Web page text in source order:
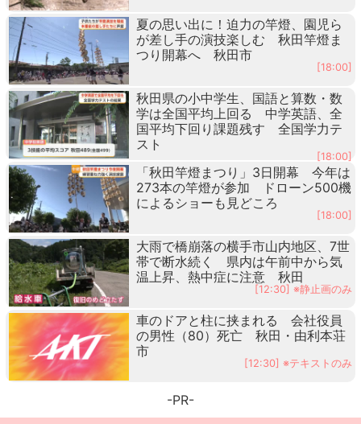
夏の思い出に！迫力の竿燈、園児ら
が差し手の演技楽しむ 秋田竿燈ま
つり開幕へ 秋田市
[18:00]
秋田県の小中学生、国語と算数・数
学は全国平均上回る 中学英語、全
国平均下回り課題残す 全国学力テ
スト
[18:00]
「秋田竿燈まつり」3日開幕 今年は
273本の竿燈が参加 ドローン500機
によるショーも見どころ
[18:00]
大雨で橋崩落の横手市山内地区、7世
帯で断水続く 県内は午前中から気
温上昇、熱中症に注意 秋田
[12:30] ※静止画のみ
車のドアと柱に挟まれる 会社役員
の男性（80）死亡 秋田・由利本荘
市
[12:30] ※テキストのみ
-PR-